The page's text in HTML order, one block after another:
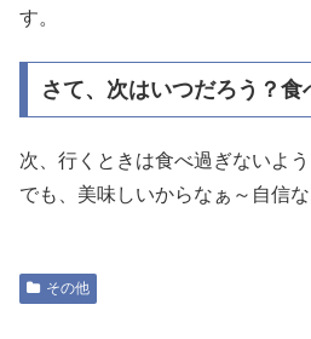
す。
さて、次はいつだろう？
次、行くときは食べ過ぎないよ
でも、美味しいからなぁ～自信な
その他